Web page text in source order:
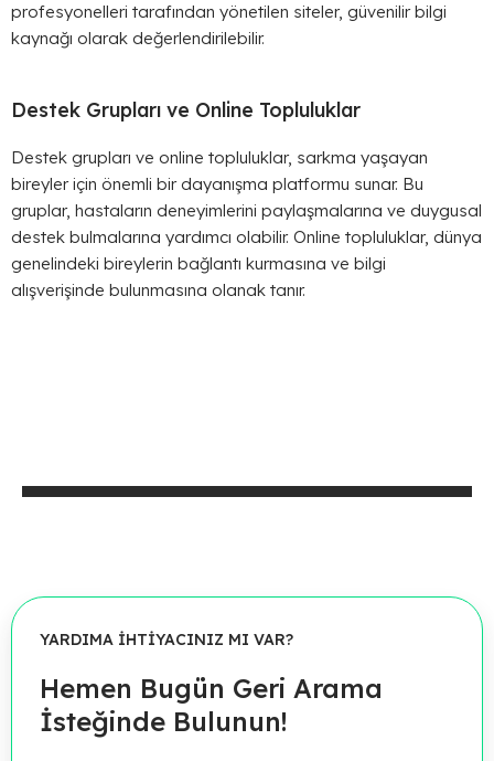
profesyonelleri tarafından yönetilen siteler, güvenilir bilgi
kaynağı olarak değerlendirilebilir.
Destek Grupları ve Online Topluluklar
Destek grupları ve online topluluklar, sarkma yaşayan
bireyler için önemli bir dayanışma platformu sunar. Bu
gruplar, hastaların deneyimlerini paylaşmalarına ve duygusal
destek bulmalarına yardımcı olabilir. Online topluluklar, dünya
genelindeki bireylerin bağlantı kurmasına ve bilgi
alışverişinde bulunmasına olanak tanır.
YARDIMA İHTİYACINIZ MI VAR?
Hemen Bugün Geri Arama
İsteğinde Bulunun!